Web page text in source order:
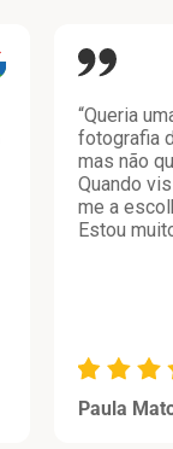
“Queria
fotografia
mas não
Quando
me a
Estou
Paula